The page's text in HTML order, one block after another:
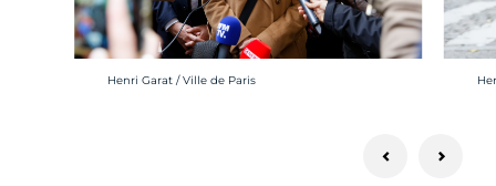
Crédit photo :
Henri Garat / Ville de Paris